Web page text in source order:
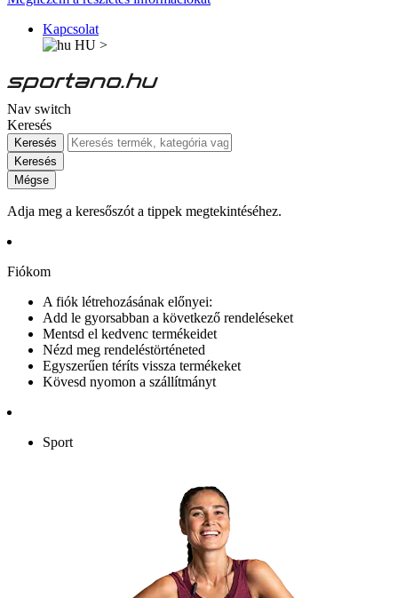
Kapcsolat
HU >
Nav switch
Keresés
Keresés
Keresés
Mégse
Adja meg a keresőszót a tippek megtekintéséhez.
Fiókom
A fiók létrehozásának előnyei:
Add le gyorsabban a következő rendeléseket
Mentsd el kedvenc termékeidet
Nézd meg rendeléstörténeted
Egyszerűen téríts vissza termékeket
Kövesd nyomon a szállítmányt
Sport